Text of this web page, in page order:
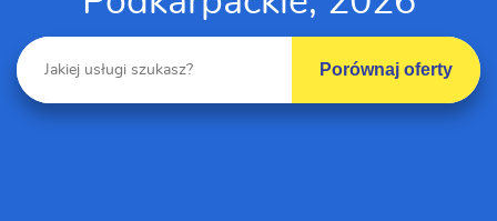
Porównaj oferty